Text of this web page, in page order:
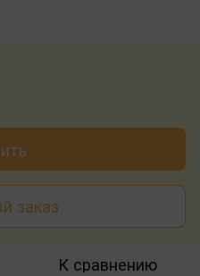
заказ
К сравнению